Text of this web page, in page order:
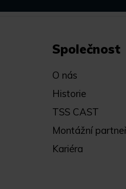
Společnost
O nás
Historie
TSS CAST
Montážní
Kariéra